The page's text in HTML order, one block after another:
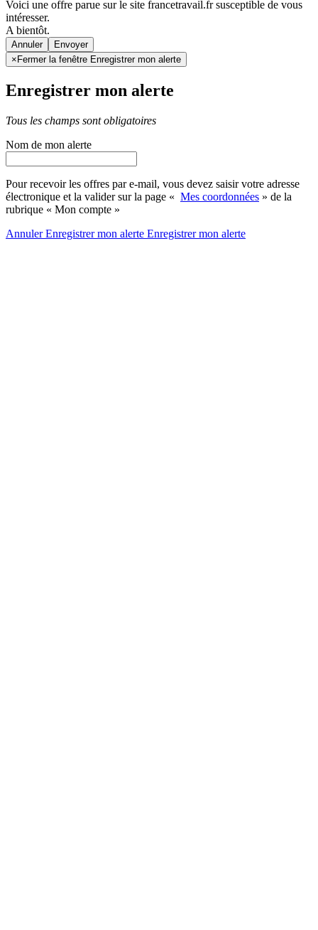
Voici une offre parue sur le site francetravail.fr susceptible de vous
intéresser.
A bientôt.
Annuler
× Fermer la fenêtre Enregistrer mon alerte
Enregistrer mon alerte
Tous les champs sont obligatoires
Nom de mon alerte
Pour recevoir les offres par e-mail, vous devez saisir votre adresse
électronique et la valider sur la page « Mes coordonnées » de la
rubrique « Mon compte »
AnnulerEnregistrer mon alerte Enregistrermon alerte